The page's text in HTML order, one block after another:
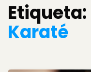
Etiqueta:
Karaté